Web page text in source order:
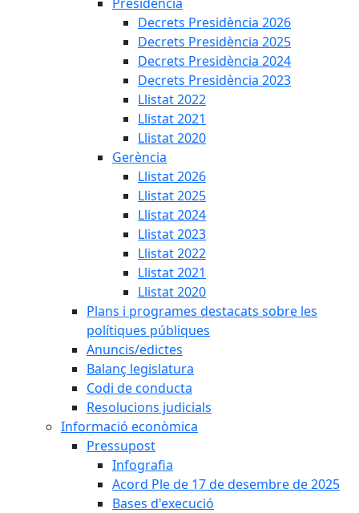
Decrets Presidència 2026
Decrets Presidència 2025
Decrets Presidència 2024
Decrets Presidència 2023
Llistat 2022
Llistat 2021
Llistat 2020
Gerència
Llistat 2026
Llistat 2025
Llistat 2024
Llistat 2023
Llistat 2022
Llistat 2021
Llistat 2020
Plans i programes destacats sobre les
polítiques públiques
Anuncis/edictes
Balanç legislatura
Codi de conducta
Resolucions judicials
Informació econòmica
Pressupost
Infografia
Acord Ple de 17 de desembre de 2025
Bases d'execució